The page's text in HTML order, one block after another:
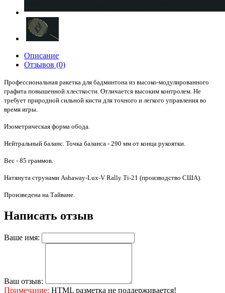
Описание
Отзывов (0)
Профессиональная ракетка для бадминтона из высоко-модулированного
графита повышенной хлесткости. Отличается высоким контролем. Не
требует природной сильной кисти для точного и легкого управления во
время игры.
Изометрическая форма обода.
Нейтральный баланс. Точка баланса - 290 мм от конца рукоятки.
Вес - 85 граммов.
Натянута струнами Ashaway-Lux-V Rally Ti-21 (производство США).
Произведена на Тайване.
Написать отзыв
Ваше имя:
Ваш отзыв:
Примечание: HTML разметка не поддерживается!